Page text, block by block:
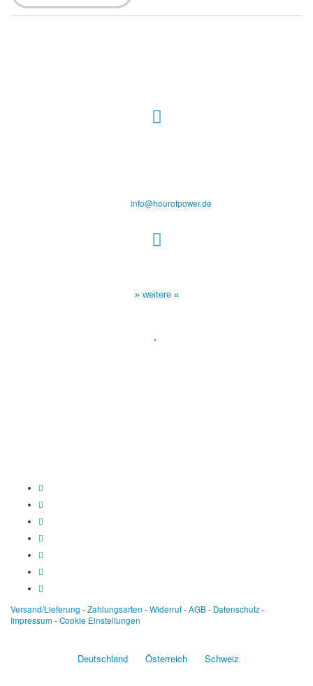
info@hourofpower.de
» weitere «
Versand/Lieferung -Zahlungsarten -Widerruf-AGB- Datenschutz-
Impressum -Cookie Einstellungen
Deutschland Österreich Schweiz